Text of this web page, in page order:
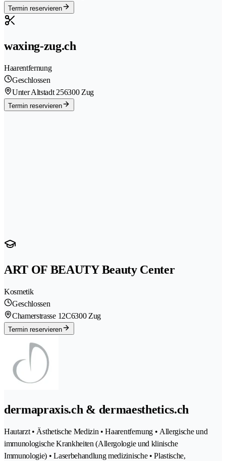
Termin reservieren
waxing-zug.ch
Haarentfernung
Geschlossen
Unter Altstadt 256300 Zug
Termin reservieren
ART OF BEAUTY Beauty Center
Kosmetik
Geschlossen
Chamerstrasse 12C6300 Zug
Termin reservieren
dermapraxis.ch & dermaesthetics.ch
Hautarzt • Ästhetische Medizin • Haarentfernung • Allergische und
immunologische Krankheiten (Allergologie und klinische
Immunologie) • Laserbehandlung medizinische • Plastische,